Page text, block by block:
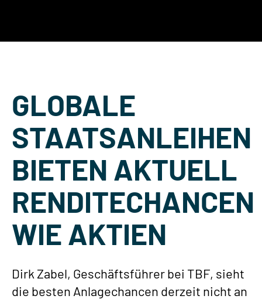
GLOBALE
STAATSANLEIHEN
BIETEN AKTUELL
RENDITECHANCEN
WIE AKTIEN
Dirk Zabel, Geschäftsführer bei TBF, sieht
die besten Anlagechancen derzeit nicht an